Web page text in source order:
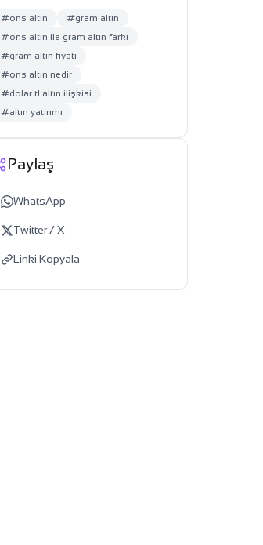
#ons altın
#gram altın
#ons altın ile gram altın farkı
#gram altın fiyatı
#ons altın nedir
#dolar tl altın ilişkisi
#altın yatırımı
Paylaş
WhatsApp
Twitter / X
Linki Kopyala